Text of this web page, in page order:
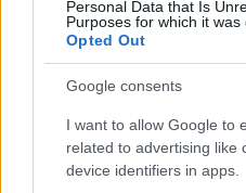
Personal Data that Is
Purposes for which it was
Opted Out
Google consents
I want to allow Google to
related to advertising like
device identifiers in apps.